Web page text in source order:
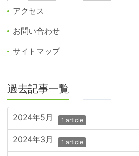
アクセス
お問い合わせ
サイトマップ
過去記事一覧
2024年5月 1 article
2024年3月 1 article